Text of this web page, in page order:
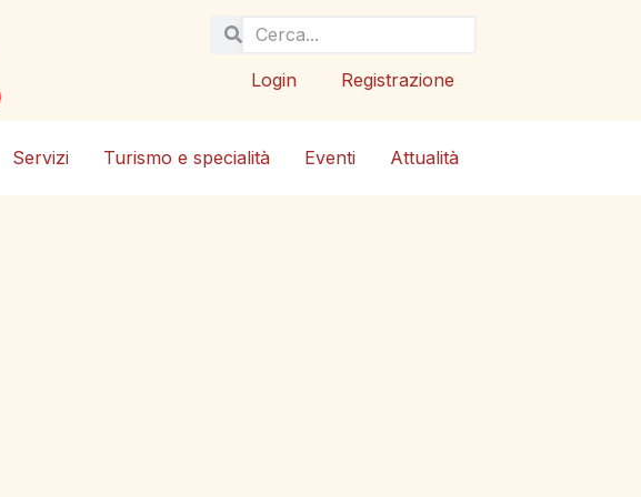
Login Registrazione
Servizi Turismo e specialità Eventi Attualità